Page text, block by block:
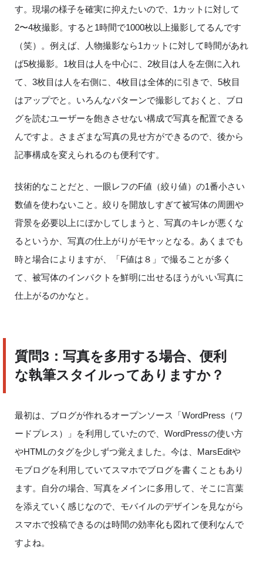
す。現場の様子を確実に抑えたいので、 1カットに対して
2〜4枚撮影。すると 1時間で1000枚以上撮影してるんです
（笑）。例えば、人物撮影なら1カットに対して時間があれ
ば5枚撮影。 1枚目は人を中心に、 2枚目は人を左側に入れ
て、 3枚目は人を右側に、 4枚目は全体的に引きで、 5枚目
はアップでと。いろんなパターンで撮影しておくと、ブロ
グを読むユーザーを飽きさせない構成で写真を配置できる
んですよ。さまざまな写真の見せ方ができるので、後から
記事構成を変えられるのも便利です。
技術的なことだと、一眼レフのF値（絞り値）の1番小さい
数値を使わないこと。絞りを開放しすぎて被写体の周囲や
背景を必要以上にぼかしてしまうと、写真のキレが悪くな
るというか、写真の仕上がりがモヤッとなる。あくまでも
時と場合によりますが、「F値は８」で撮ることが多く
て、被写体のインパクトを鮮明に出せるほうがいい写真に
仕上がるのかなと。
質問3 ：写真を多用する場合、便利
な執筆スタイルってありますか？
最初は、ブログが作れるオープンソース「WordPress （ワ
ードプレス）」を利用していたので、 WordPressの使い方
やHTMLのタグを少しずつ覚えました。今は、 MarsEditや
モブログを利用していてスマホでブログを書くこともあり
ます。自分の場合、写真をメインに多用して、そこに言葉
を添えていく感じなので、モバイルのデザインを見ながら
スマホで投稿できるのは時間の効率化も図れて便利なんで
すよね。